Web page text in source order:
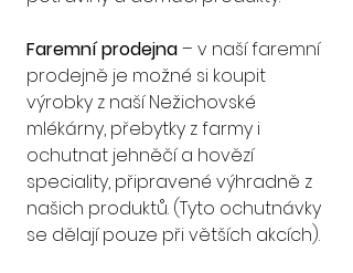
Faremní prodejna – v naší faremní
prodejně je možné si koupit
výrobky z naší Nežichovské
mlékárny, přebytky z farmy i
ochutnat jehněčí a hovězí
speciality, připravené výhradně z
našich produktů. (Tyto ochutnávky
se dělají pouze při větších akcích).